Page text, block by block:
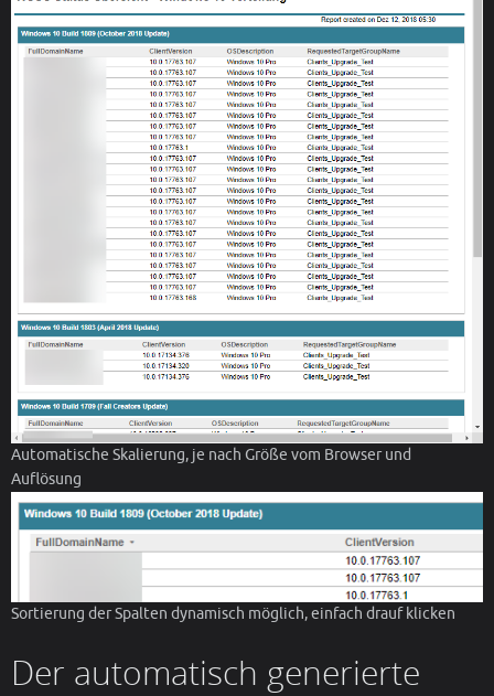
Automatische Skalierung, je nach Größe vom Browser und
Auflösung
Sortierung der Spalten dynamisch möglich, einfach drauf klicken
Der automatisch generierte